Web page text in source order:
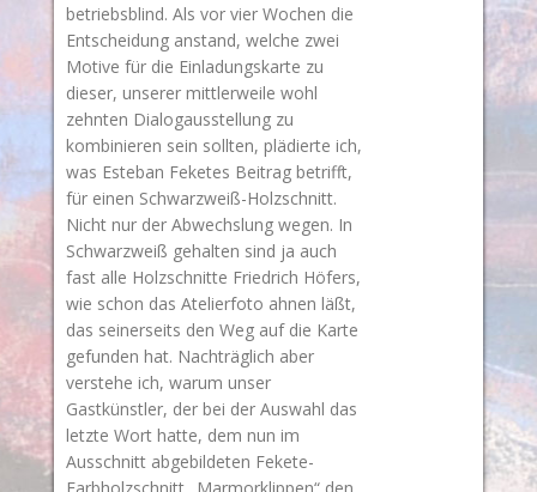
betriebsblind. Als vor vier Wochen die
Entscheidung anstand, welche zwei
Motive für die Einladungskarte zu
dieser, unserer mittlerweile wohl
zehnten Dialogausstellung zu
kombinieren sein sollten, plädierte ich,
was Esteban Feketes Beitrag betrifft,
für einen Schwarzweiß-Holzschnitt.
Nicht nur der Abwechslung wegen. In
Schwarzweiß gehalten sind ja auch
fast alle Holzschnitte Friedrich Höfers,
wie schon das Atelierfoto ahnen läßt,
das seinerseits den Weg auf die Karte
gefunden hat. Nachträglich aber
verstehe ich, warum unser
Gastkünstler, der bei der Auswahl das
letzte Wort hatte, dem nun im
Ausschnitt abgebildeten Fekete-